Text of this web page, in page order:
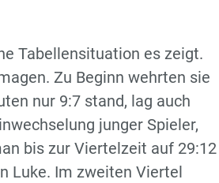
Tabellensituation es zeigt.
Zu Beginn wehrten sie
nur 9:7 stand, lag auch
junger Spieler,
bis zur Viertelzeit auf 29:12
Luke. Im zweiten Viertel